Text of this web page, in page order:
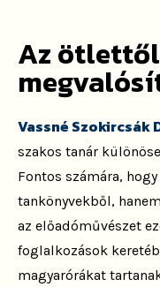
Az
Vassné Szokircsák
szakos tanár
Fontos számára,
tankönyvekből,
az előadóművészet
foglalkozások
magyarórákat